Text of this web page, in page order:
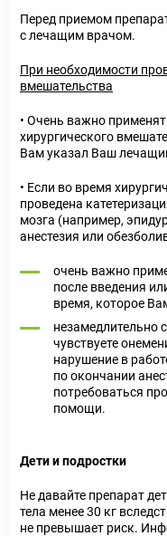
Перед приемом
с лечащим врачом.
При необходимости
вмешательства
• Очень важно
хирургического
Вам указал Ваш
• Если во время
проведена
мозга (например,
анестезия или
очень важно
после введения
время, которое
незамедлительно
чувствуете
нарушение в
по окончании
потребоваться
помощи.
Дети и подростки
Не давайте препарат
тела менее 30 кг
не превышает риск.